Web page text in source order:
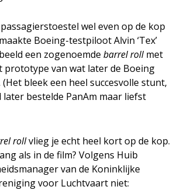
wel even op de kop
Boeing-testpiloot Alvin ‘Tex’
een zogenoemde barrel rollmet
prototype van wat later de Boeing
bleek een heel succesvolle stunt,
later bestelde PanAm maar liefst
rollvlieg je echt heel kort op de kop.
als in de film? Volgens Huib
van de Koninklijke
voor Luchtvaart niet: